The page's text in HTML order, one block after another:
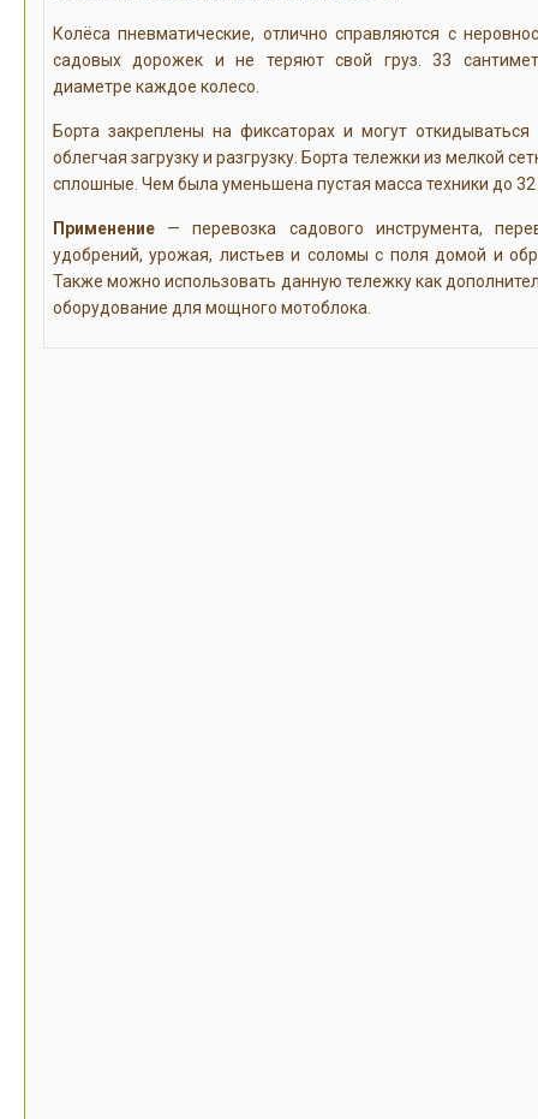
Колёса пневматические, отлично справляются с
садовых дорожек и не теряют свой груз. 33
диаметре каждое колесо.
Борта закреплены на фиксаторах и могут откидываться
облегчая загрузку и разгрузку. Борта тележки из мелкой
сплошные. Чем была уменьшена пустая масса техники до 32
Применение — перевозка садового инструмента,
удобрений, урожая, листьев и соломы с поля домой и
Также можно использовать данную тележку как
оборудование для мощного мотоблока.